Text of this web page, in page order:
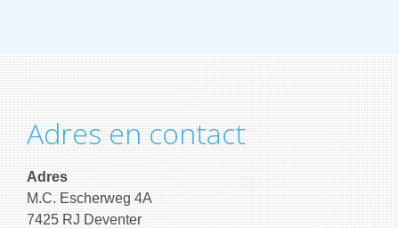
Adres en contact
Adres
M.C. Escherweg 4A
7425 RJ Deventer